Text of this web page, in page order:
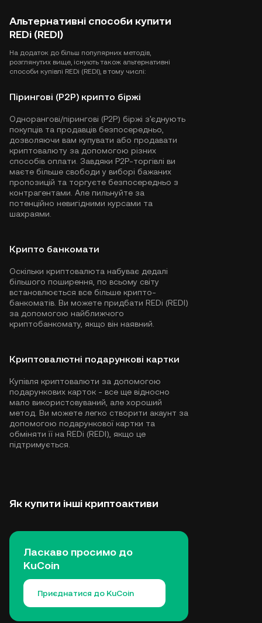
Альтернативні способи купити
REDi (REDI)
На додаток до більш популярних методів,
розглянутих вище, існують також альтернативні
способи купівлі REDi (REDI), в тому числі:
Пірингові (P2P) крипто біржі
Однорангові/пірингові (P2P) біржі з'єднують
покупців та продавців безпосередньо,
дозволяючи вам купувати або продавати
криптовалюту за допомогою різних
способів оплати. Завдяки P2P-торгівлі ви
маєте більше свободи у виборі бажаних
пропозицій та торгуєте безпосередньо з
контрагентами. Але пильнуйте за
потенційно невигідними курсами та
шахраями.
Крипто банкомати
Оскільки криптовалюта набуває дедалі
більшого поширення, по всьому світу
встановлюється все більше крипто-
банкоматів. Ви можете придбати REDi (REDI)
за допомогою найближчого
криптобанкомату, якщо він наявний.
Криптовалютні подарункові картки
Купівля криптовалюти за допомогою
подарункових карток - все ще відносно
мало використовуваний, але хороший
метод. Ви можете легко створити акаунт за
допомогою подарункової картки та
обміняти її на REDi (REDI), якщо це
підтримується.
Як купити інші криптоактиви
Ласкаво просимо до
KuCoin
Приєднатися до KuCoin